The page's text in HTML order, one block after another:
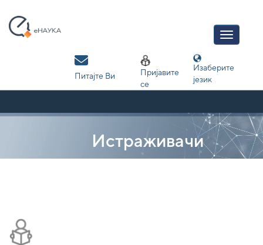
navigation
Питајте Ви
Пријавите
се
Изаберите
језик
Истраживачи